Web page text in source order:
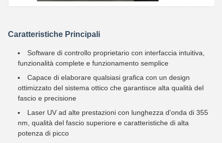
Caratteristiche Principali
Software di controllo proprietario con interfaccia intuitiva,
funzionalità complete e funzionamento semplice
Capace di elaborare qualsiasi grafica con un design
ottimizzato del sistema ottico che garantisce alta qualità del
fascio e precisione
Laser UV ad alte prestazioni con lunghezza d'onda di 355
nm, qualità del fascio superiore e caratteristiche di alta
potenza di picco